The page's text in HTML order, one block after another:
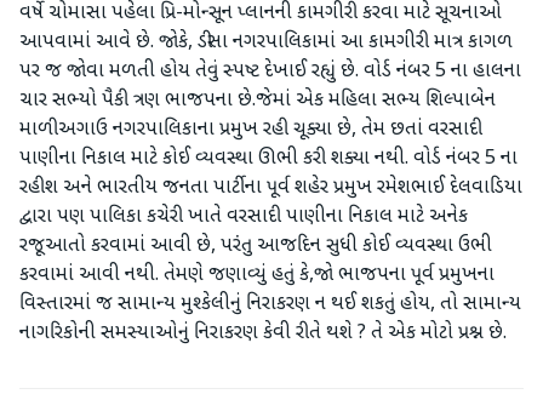
વર્ષે ચોમાસા પહેલા પ્રિ-મોન્સૂન પ્લાનની કામગીરી કરવા માટે સૂચનાઓ
આપવામાં આવે છે. જોકે, ડીસા નગરપાલિકામાં આ કામગીરી માત્ર કાગળ
પર જ જોવા મળતી હોય તેવું સ્પષ્ટ દેખાઈ રહ્યું છે. વોર્ડ નંબર 5 ના હાલના
ચાર સભ્યો પૈકી ત્રણ ભાજપના છે.જેમાં એક મહિલા સભ્ય શિલ્પાબેન
માળી અગાઉ નગરપાલિકાના પ્રમુખ રહી ચૂક્યા છે, તેમ છતાં વરસાદી
પાણીના નિકાલ માટે કોઈ વ્યવસ્થા ઊભી કરી શક્યા નથી. વોર્ડ નંબર 5 ના
રહીશ અને ભારતીય જનતા પાર્ટીના પૂર્વ શહેર પ્રમુખ રમેશભાઈ દેલવાડિયા
દ્વારા પણ પાલિકા કચેરી ખાતે વરસાદી પાણીના નિકાલ માટે અનેક
રજૂઆતો કરવામાં આવી છે, પરંતુ આજદિન સુધી કોઈ વ્યવસ્થા ઉભી
કરવામાં આવી નથી. તેમણે જણાવ્યું હતું કે,જો ભાજપના પૂર્વ પ્રમુખના
વિસ્તારમાં જ સામાન્ય મુશ્કેલીનું નિરાકરણ ન થઈ શકતું હોય, તો સામાન્ય
નાગરિકોની સમસ્યાઓનું નિરાકરણ કેવી રીતે થશે ? તે એક મોટો પ્રશ્ન છે.